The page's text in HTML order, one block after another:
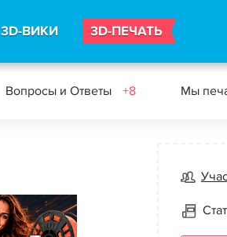
3D-ВИКИ 3D-ПЕЧАТЬ
Вопросы и Ответы +8 Мы